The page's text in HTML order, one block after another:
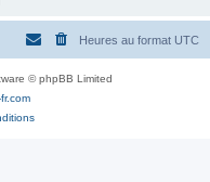
h
Heures au format UTC
© phpBB Limited